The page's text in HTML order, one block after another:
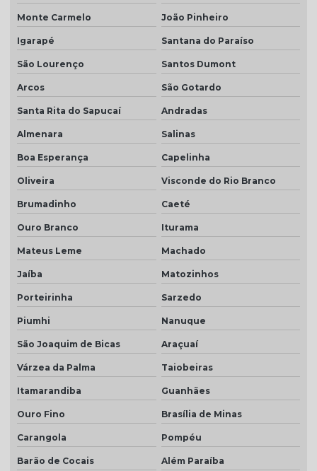
Monte Carmelo João Pinheiro
Igarapé Santana do Paraíso
São Lourenço Santos Dumont
Arcos São Gotardo
Santa Rita do Sapucaí Andradas
Almenara Salinas
Boa Esperança Capelinha
Oliveira Visconde do Rio Branco
Brumadinho Caeté
Ouro Branco Iturama
Mateus Leme Machado
Jaíba Matozinhos
Porteirinha Sarzedo
Piumhi Nanuque
São Joaquim de Bicas Araçuaí
Várzea da Palma Taiobeiras
Itamarandiba Guanhães
Ouro Fino Brasília de Minas
Carangola Pompéu
Barão de Cocais Além Paraíba